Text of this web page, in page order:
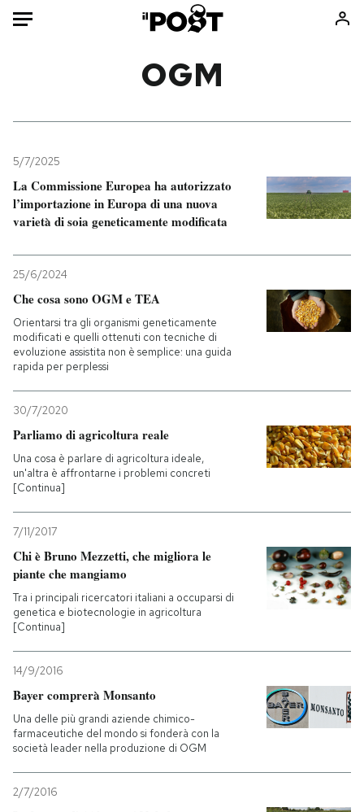
Mondo
Politica
Tecnologia
Internet
Scienza
Cultura
Economia
Sport
Consumismi
Storie/Idee
Ok Boomer!
Media
Mondiali calcio 2026
NEWSLETTER
SHOP
CALENDARIO
AREA PERSONALE
Entra
OGM
5/7/2025
La Commissione Europea ha autorizzato
l’importazione in Europa di una nuova
varietà di soia geneticamente modificata
25/6/2024
Che cosa sono OGM e TEA
Orientarsi tra gli organismi geneticamente
modificati e quelli ottenuti con tecniche di
evoluzione assistita non è semplice: una guida
rapida per perplessi
30/7/2020
Parliamo di agricoltura reale
Una cosa è parlare di agricoltura ideale,
un'altra è affrontarne i problemi concreti
[Continua]
7/11/2017
Chi è Bruno Mezzetti, che migliora le
piante che mangiamo
Tra i principali ricercatori italiani a occuparsi di
genetica e biotecnologie in agricoltura
[Continua]
14/9/2016
Bayer comprerà Monsanto
Una delle più grandi aziende chimico-
farmaceutiche del mondo si fonderà con la
società leader nella produzione di OGM
2/7/2016